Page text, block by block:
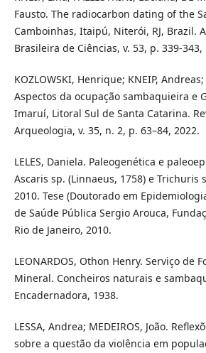
Fausto. The radiocarbon dating of the
Camboinhas, Itaipú, Niterói, RJ, Brazil.
Brasileira de Ciências, v. 53, p. 339-343,
KOZLOWSKI, Henrique; KNEIP, Andreas;
Aspectos da ocupação sambaquieira e
Imaruí, Litoral Sul de Santa Catarina.
Arqueologia, v. 35, n. 2, p. 63–84, 2022.
LELES, Daniela. Paleogenética e
Ascaris sp. (Linnaeus, 1758) e Trichuris
2010. Tese (Doutorado em
de Saúde Pública Sergio Arouca,
Rio de Janeiro, 2010.
LEONARDOS, Othon Henry. Serviço de
Mineral. Concheiros naturais e
Encadernadora, 1938.
LESSA, Andrea; MEDEIROS, João.
sobre a questão da violência em